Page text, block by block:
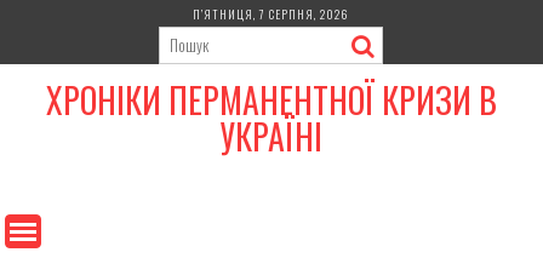
content
П’ЯТНИЦЯ, 7 СЕРПНЯ, 2026
ХРОНІКИ ПЕРМАНЕНТНОЇ КРИЗИ В
УКРАЇНІ